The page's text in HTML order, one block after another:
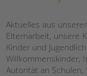
Grundschulen
Oberschulen
Förderzentren
Kollegs
Aktuelles aus
Elternarbeit, unsere
Kinder und
Willkommenskinder,
Autorität an Schulen,